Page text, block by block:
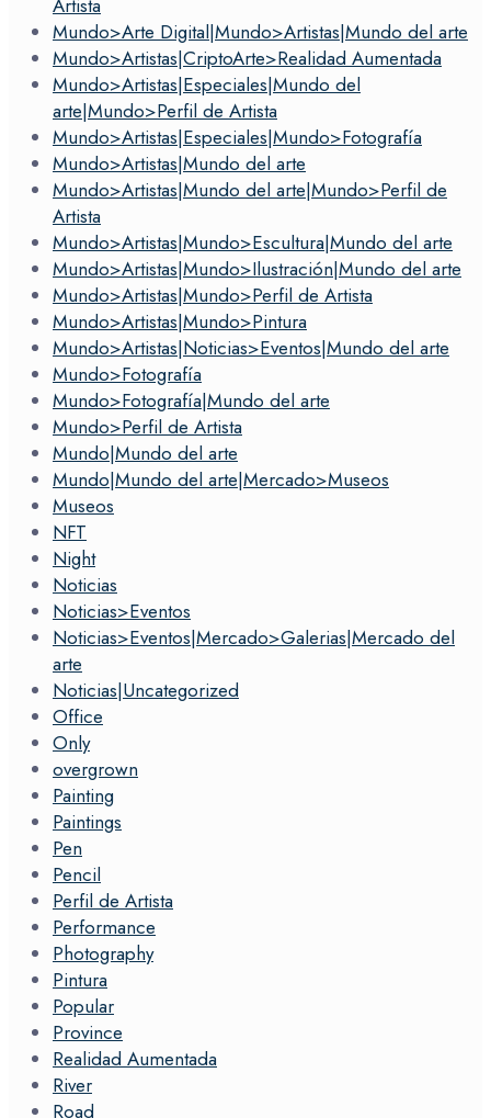
Artista
Mundo>Arte Digital|Mundo>Artistas|Mundo del arte
Mundo>Artistas|CriptoArte>Realidad Aumentada
Mundo>Artistas|Especiales|Mundo del
arte|Mundo>Perfil de Artista
Mundo>Artistas|Especiales|Mundo>Fotografía
Mundo>Artistas|Mundo del arte
Mundo>Artistas|Mundo del arte|Mundo>Perfil de
Artista
Mundo>Artistas|Mundo>Escultura|Mundo del arte
Mundo>Artistas|Mundo>Ilustración|Mundo del arte
Mundo>Artistas|Mundo>Perfil de Artista
Mundo>Artistas|Mundo>Pintura
Mundo>Artistas|Noticias>Eventos|Mundo del arte
Mundo>Fotografía
Mundo>Fotografía|Mundo del arte
Mundo>Perfil de Artista
Mundo|Mundo del arte
Mundo|Mundo del arte|Mercado>Museos
Museos
NFT
Night
Noticias
Noticias>Eventos
Noticias>Eventos|Mercado>Galerias|Mercado del
arte
Noticias|Uncategorized
Office
Only
overgrown
Painting
Paintings
Pen
Pencil
Perfil de Artista
Performance
Photography
Pintura
Popular
Province
Realidad Aumentada
River
Road